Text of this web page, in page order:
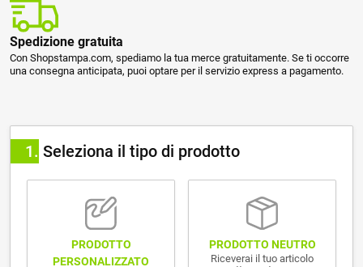
Spedizione gratuita
Con Shopstampa.com, spediamo la tua merce gratuitamente. Se ti occorre
una consegna anticipata, puoi optare per il servizio express a pagamento.
1 Seleziona il tipo di prodotto
PRODOTTO
PERSONALIZZATO
PRODOTTO NEUTRO
Riceverai il tuo articolo